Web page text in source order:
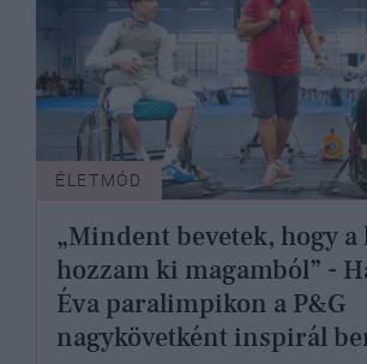
ÉLETMÓD
„Mindent bevetek, hogy a
hozzam ki magamból” -
Éva paralimpikon a P&G
nagykövetként inspirál